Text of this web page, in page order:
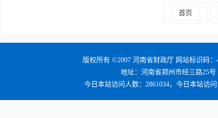
首页
版权所有 ©2007 河南省财政厅 网站标识码：
地址：河南省郑州市经三路25号
今日本站访问人数：2861034，今日本站访